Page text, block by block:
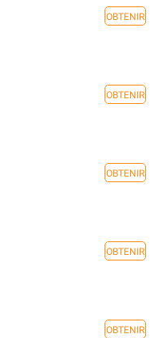
OBTENIR
OBTENIR
OBTENIR
OBTENIR
OBTENIR